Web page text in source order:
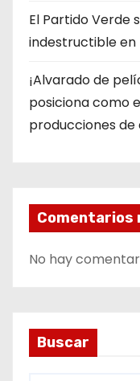
​El Partido Verde
indestructible en
¡Alvarado de
posiciona como
producciones de
Comentarios
No hay
Buscar